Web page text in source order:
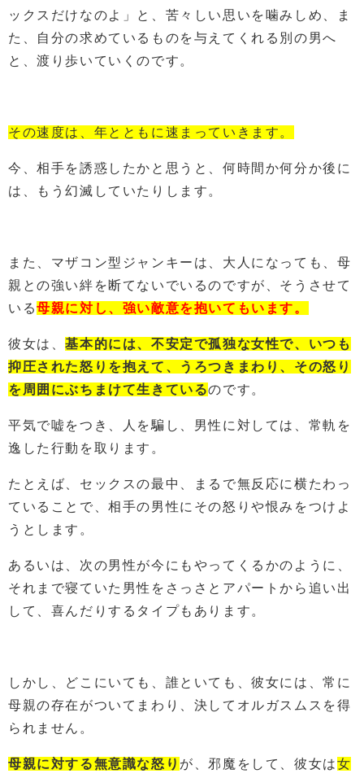
ックスだけなのよ」と、苦々しい思いを噛みしめ、ま
た、自分の求めているものを与えてくれる別の男へ
と、渡り歩いていくのです。
その速度は、年とともに速まっていきます。
今、相手を誘惑したかと思うと、何時間か何分か後に
は、もう幻滅していたりします。
また、マザコン型ジャンキーは、大人になっても、母
親との強い絆を断てないでいるのですが、そうさせて
いる母親に対し、強い敵意を抱いてもいます。
彼女は、基本的には、不安定で孤独な女性で、いつも
抑圧された怒りを抱えて、うろつきまわり、その怒り
を周囲にぶちまけて生きているのです。
平気で嘘をつき、人を騙し、男性に対しては、常軌を
逸した行動を取ります。
たとえば、セックスの最中、まるで無反応に横たわっ
ていることで、相手の男性にその怒りや恨みをつけよ
うとします。
あるいは、次の男性が今にもやってくるかのように、
それまで寝ていた男性をさっさとアパートから追い出
して、喜んだりするタイプもあります。
しかし、どこにいても、誰といても、彼女には、常に
母親の存在がついてまわり、決してオルガスムスを得
られません。
母親に対する無意識な怒り が、邪魔をして、彼女は女